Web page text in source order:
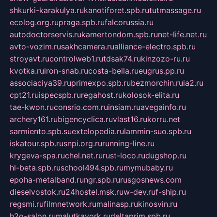
shkurki-karakulya.rukanotiforet.spb.rututmassage.ru
ecolog.org.rupraga.spb.rufalcorussia.ru
autodoctorservis.rukamertondom.spb.runet-life.net.ru
avto-vozim.rusakhcamera.rualliance-electro.spb.ru
stroyavt.rucontrolweb1.rutdsak74.rukinzozo-ru.ru
kvotka.ruiron-snab.rucosta-bella.rueugrus.pp.ru
associaciya39.ruprimexpo.spb.rubezmorchin.ruia2.ru
cpt21.ruispecspb.ruregahost.rukolosok-elita.ru
tae-kwon.ruconsrio.com.ruinsiam.ruavegainfo.ru
archery161.rubigencyclica.ruvlast16.rukorru.net
sarmiento.spb.suextelopedia.rulammin-suo.spb.ru
iskatour.spb.rusnpi.org.rurunning-line.ru
krygeva-spa.ruchel.net.rurust-loco.rudugshop.ru
hl-beta.spb.ruschool494.spb.rumymubaby.ru
epoha-metalband.rungr.spb.rurusgosnews.com
dieselvostok.ru24hostel.msk.ruw-dev.ruf-ship.ru
regsmi.rufilmnetwork.rumalinasp.rukinosvin.ru